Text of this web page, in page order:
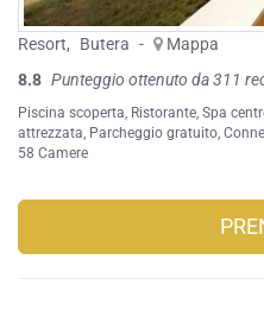
Resort, Butera -
Mappa
8.8 Punteggio ottenuto da 311
Piscina scoperta Ristorante Spa
attrezzata Parcheggio gratuito
58 Camere